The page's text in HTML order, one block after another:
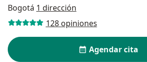
Bogotá 1 dirección
128 opiniones
Agendar cita